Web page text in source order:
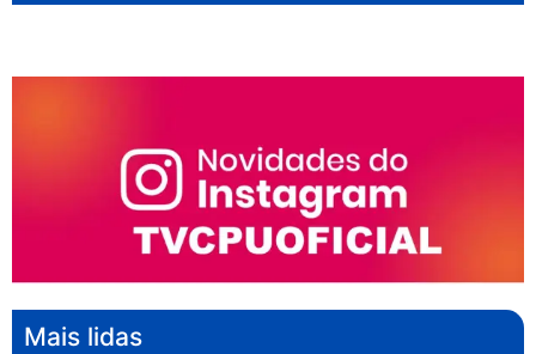
Mais lidas